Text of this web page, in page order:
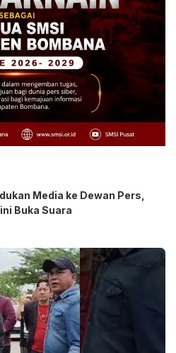
Media ke Dewan Pers,
Buka Suara